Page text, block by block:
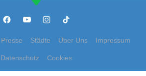
Presse Städte Über Uns Impressum
Datenschutz Cookies